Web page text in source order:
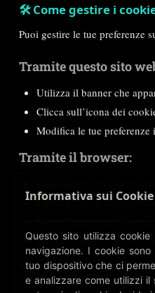
🛠️ Come gestire i
Puoi gestire le tue preferenze
Tramite questo sito
Utilizza il banner che
Clicca sull’icona dei
Modifica le tue preferenze
Tramite il browser:
Menu >
Firefox:Menu > Opzioni
Edge: Menu >
Nota:La disabilitazione di
Informativa sui Cookie
Questo sito utilizza
navigazione. I cookie
tuo dispositivo che ci
e analizzare come utilizzi il